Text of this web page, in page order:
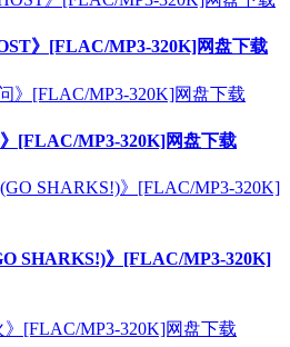
》[FLAC/MP3-320K]网盘下载
[FLAC/MP3-320K]网盘下载
SHARKS!)》[FLAC/MP3-320K]